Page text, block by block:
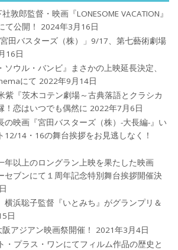
敦郎監督・映画『LONESOME VACATION』
て公開！
2024年3月16日
田バスターズ（株）」9/17、第七藝術劇場
16日
ウル・バンビ』まさかの上映延長決定、
にて 2022年9月14日
紫『茨木コテン劇場～古典落語とクラシカ
！恋はいつでも偶然に 2022年7月6日
の映画『宮田バスターズ（株）-大長編-』い
12/14・16の舞台挨拶をお見逃しなく！
年以上のロングラン上映を果たした映画
セブンにて１周年記念特別舞台挨拶開催決
横浜聡子監督『いとみち』がグランプリ＆
日
アジアン映画祭開催！
2021年3月4日
・プラス・ワンにてフィルム作品の歴史と